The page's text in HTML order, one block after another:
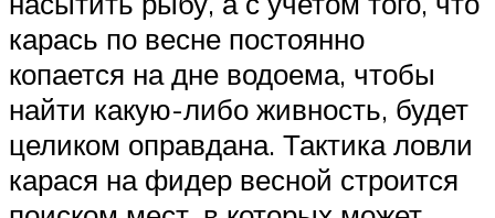
карась по весне постоянно
копается на дне водоема, чтобы
найти какую-либо живность, будет
целиком оправдана. Тактика ловли
карася на фидер весной строится